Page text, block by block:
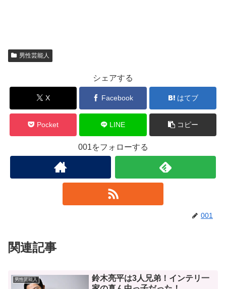
男性芸能人
シェアする
X Facebook はてブ
Pocket LINE コピー
001をフォローする
001
関連記事
男性芸能人
鈴木亮平は3人兄弟！インテリ一